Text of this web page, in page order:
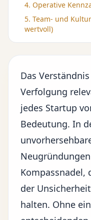
4. Operative
5. Team- und
wertvoll)
Das
Verfolgung
jedes Startup
Bedeutung. In
der
halten. Ohne